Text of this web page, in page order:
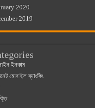
2020
2019
ইনকাম
মোবাইল ব্যাংকিং